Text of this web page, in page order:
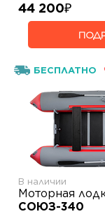
44 200₽
Моторная
СОЮЗ-340
В наличии
БЕСПЛАТНО